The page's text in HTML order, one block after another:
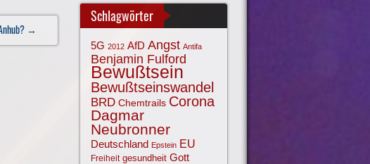
→
Schlagwörter
5G 2012 AfD Angst Antifa
Benjamin Fulford
Bewußtsein
Bewußtseinswandel
BRD Chemtrails Corona
Dagmar
Neubronner
Deutschland Epstein EU
Freiheit gesundheit Gott